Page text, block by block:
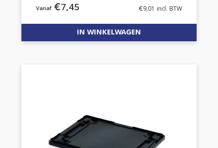
€7,45 €9,01 incl. BTW
IN WINKELWAGEN